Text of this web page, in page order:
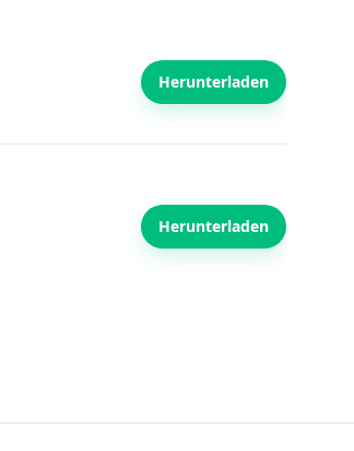
Herunterladen
Herunterladen